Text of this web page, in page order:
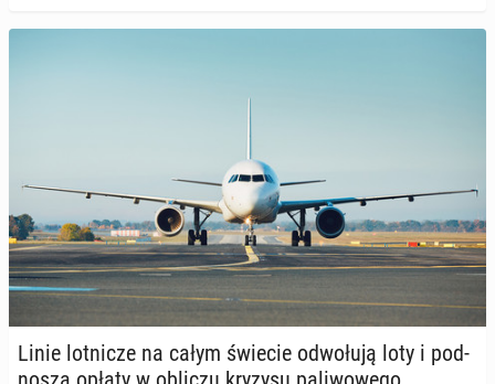
Linie lot­ni­cze na całym świecie od­wo­łu­ją loty i pod­